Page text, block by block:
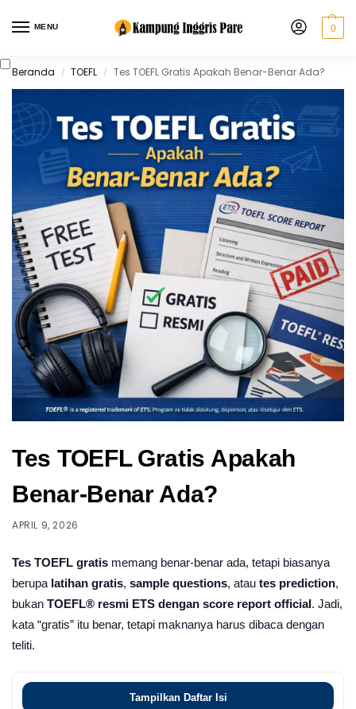
MENU 0
Beranda / TOEFL / Tes TOEFL Gratis Apakah Benar-Benar Ada?
Tes TOEFL Gratis Apakah
Benar-Benar Ada?
APRIL 9, 2026
Tes TOEFL gratis memang benar-benar ada, tetapi biasanya
berupa latihan gratis, sample questions, atau tes prediction,
bukan TOEFL® resmi ETS dengan score report official. Jadi,
kata “gratis” itu benar, tetapi maknanya harus dibaca dengan
teliti.
Tampilkan Daftar Isi